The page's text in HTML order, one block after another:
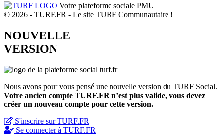
Votre plateforme sociale PMU
© 2026 - TURF.FR - Le site TURF Communautaire !
NOUVELLE
VERSION
Nous avons pour vous pensé une nouvelle version du TURF Social.
Votre ancien compte TURF.FR n’est plus valide, vous devez
créer un nouveau compte pour cette version.
S'inscrire sur TURF.FR
Se connecter à TURF.FR